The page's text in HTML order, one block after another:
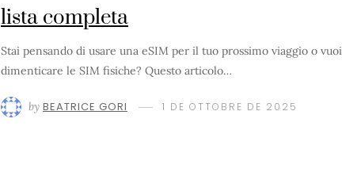
lista completa
Stai pensando di usare una eSIM per il tuo prossimo viaggio o vuoi
dimenticare le SIM fisiche? Questo articolo…
by BEATRICE GORI 1 DE OTTOBRE DE 2025